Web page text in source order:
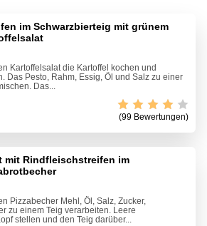
im Schwarzbierteig mit grünem
Kartoffelsalat die Kartoffel kochen und
Das Pesto, Rahm, Essig, Öl und Salz zu einer
Das...
(99 Bewertungen)
mit Rindfleischstreifen im
Pizzabecher Mehl, Öl, Salz, Zucker,
zu einem Teig verarbeiten. Leere
stellen und den Teig darüber...